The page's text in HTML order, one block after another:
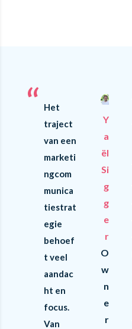
“ Het
traject
van een
marketi
ngcom
munica
tiestrat
egie
behoef
t veel
aandac
ht en
focus.
Van
Y
a
ël
Si
g
g
e
r
O
w
n
e
r